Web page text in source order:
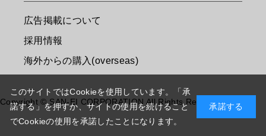
広告掲載について
採用情報
海外からの購入(overseas)
Copyright © SAN-EI CORPORATION All Rights Reserved.
このサイトではCookieを使用しています。「承
諾する」を押すか、サイトの使用を続けること
でCookieの使用を承諾したことになります。
承諾する